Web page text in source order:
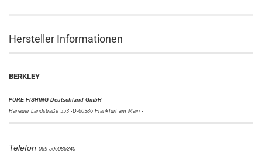
Hersteller Informationen
BERKLEY
PURE FISHING Deutschland GmbH
Hanauer Landstraße 553 ·D-60386 Frankfurt am Main ·
Telefon 069 506086240